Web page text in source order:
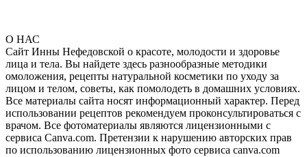
О НАС
Сайт Инны Нефедовской о красоте, молодости и здоровье
лица и тела. Вы найдете здесь разнообразные методики
омоложения, рецепты натуральной косметики по уходу за
лицом и телом, советы, как помолодеть в домашних условиях.
Все материалы сайта носят информационный характер. Перед
использовании рецептов рекомендуем проконсультироваться с
врачом. Все фотоматериалы являются лицензионными с
сервиса Canva.com. Претензии к нарушению авторских прав
по использованию лицензионных фото сервиса canva.com